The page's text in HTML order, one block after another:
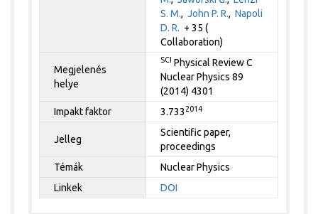
S. M.,John P. R.,Napoli
D. R. + 35 (
Collaboration)
Megjelenés
helye
SCI Physical Review C
Nuclear Physics 89
(2014) 4301
Impakt faktor
3.733 2014
Jelleg
Scientific paper,
proceedings
Témák
Nuclear Physics
Linkek
DOI